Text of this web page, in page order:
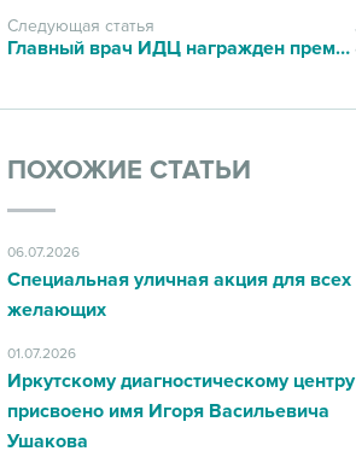
Следующая статья
Главный врач ИДЦ награжден премией в области лабораторной медицины имени В.В. Меньшикова
ПОХОЖИЕ СТАТЬИ
06.07.2026
Специальная уличная акция для всех
желающих
01.07.2026
Иркутскому диагностическому центру
присвоено имя Игоря Васильевича
Ушакова